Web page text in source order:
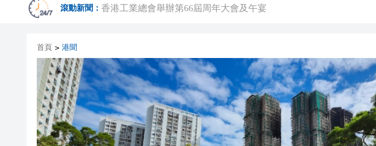
滾動新聞： 香港工業總會舉辦第66屆周年大會及午宴
國家稅務總局：對境外保險收益徵稅並非新政策 無需過度解讀
本港截至7月底外匯儲備資產增至4478億美元
有片丨泰國校園槍擊案致7死15傷 槍手為初中生 在教室飲彈身亡
滙豐上調香港今年GDP預測至4.5%
首頁 > 港聞